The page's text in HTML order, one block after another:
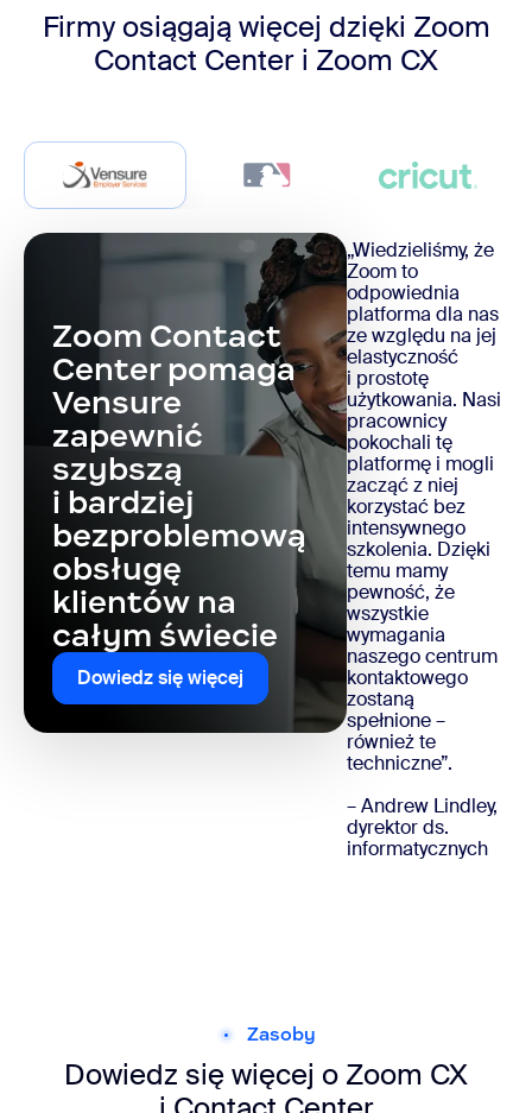
Firmy osiągają więcej dzięki Zoom
Contact Center i Zoom CX
Zoom Contact
Center pomaga
Vensure
zapewnić
szybszą
i bardziej
bezproblemową
obsługę
klientów na
całym świecie
Dowiedz się więcej
„Wiedzieliśmy, że
Zoom to
odpowiednia
platforma dla nas
ze względu na jej
elastyczność
i prostotę
użytkowania. Nasi
pracownicy
pokochali tę
platformę i mogli
zacząć z niej
korzystać bez
intensywnego
szkolenia. Dzięki
temu mamy
pewność, że
wszystkie
wymagania
naszego centrum
kontaktowego
zostaną
spełnione –
również te
techniczne”.
– Andrew Lindley,
dyrektor ds.
informatycznych
Zasoby
Dowiedz się więcej o Zoom CX